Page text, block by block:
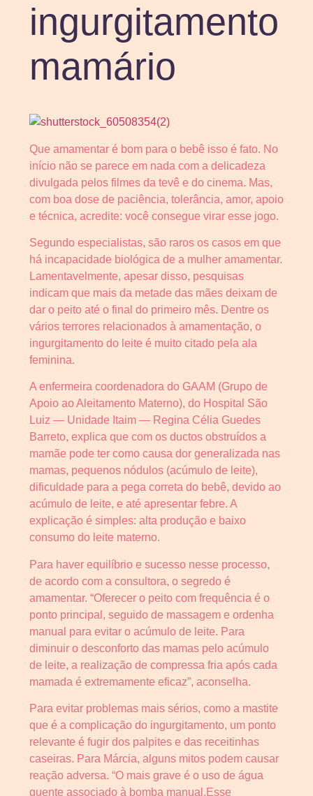
ingurgitamento
mamário
Que amamentar é bom para o bebê isso é fato. No
início não se parece em nada com a delicadeza
divulgada pelos filmes da tevê e do cinema. Mas,
com boa dose de paciência, tolerância, amor, apoio
e técnica, acredite: você consegue virar esse jogo.
Segundo especialistas, são raros os casos em que
há incapacidade biológica de a mulher amamentar.
Lamentavelmente, apesar disso, pesquisas
indicam que mais da metade das mães deixam de
dar o peito até o final do primeiro mês. Dentre os
vários terrores relacionados à amamentação, o
ingurgitamento do leite é muito citado pela ala
feminina.
A enfermeira coordenadora do GAAM (Grupo de
Apoio ao Aleitamento Materno), do Hospital São
Luiz — Unidade Itaim — Regina Célia Guedes
Barreto, explica que com os ductos obstruídos a
mamãe pode ter como causa dor generalizada nas
mamas, pequenos nódulos (acúmulo de leite),
dificuldade para a pega correta do bebê, devido ao
acúmulo de leite, e até apresentar febre. A
explicação é simples: alta produção e baixo
consumo do leite materno.
Para haver equilíbrio e sucesso nesse processo,
de acordo com a consultora, o segredo é
amamentar. “Oferecer o peito com frequência é o
ponto principal, seguido de massagem e ordenha
manual para evitar o acúmulo de leite. Para
diminuir o desconforto das mamas pelo acúmulo
de leite, a realização de compressa fria após cada
mamada é extremamente eficaz”, aconselha.
Para evitar problemas mais sérios, como a mastite
que é a complicação do ingurgitamento, um ponto
relevante é fugir dos palpites e das receitinhas
caseiras. Para Márcia, alguns mitos podem causar
reação adversa. “O mais grave é o uso de água
quente associado à bomba manual.Esse